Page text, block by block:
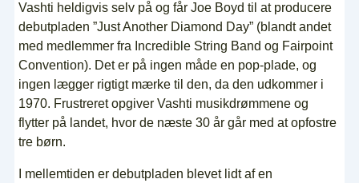
Vashti heldigvis selv på og får Joe Boyd til at producere
debutpladen ”Just Another Diamond Day” (blandt andet
med medlemmer fra Incredible String Band og Fairpoint
Convention). Det er på ingen måde en pop-plade, og
ingen lægger rigtigt mærke til den, da den udkommer i
1970. Frustreret opgiver Vashti musikdrømmene og
flytter på landet, hvor de næste 30 år går med at opfostre
tre børn.
I mellemtiden er debutpladen blevet lidt af en